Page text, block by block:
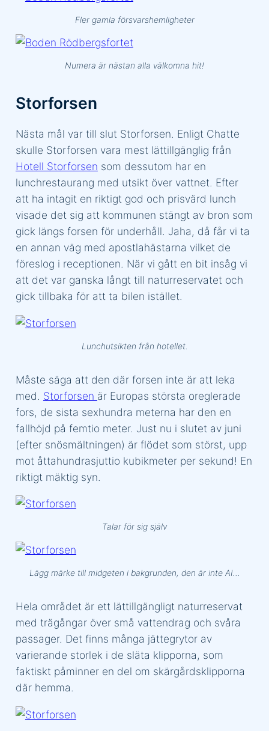
Fler gamla försvarshemligheter
Numera är nästan alla välkomna hit!
Storforsen
Nästa mål var till slut Storforsen. Enligt Chatte
skulle Storforsen vara mest lättillgänglig från
Hotell Storforsen som dessutom har en
lunchrestaurang med utsikt över vattnet. Efter
att ha intagit en riktigt god och prisvärd lunch
visade det sig att kommunen stängt av bron som
gick längs forsen för underhåll. Jaha, då får vi ta
en annan väg med apostlahästarna vilket de
föreslog i receptionen. När vi gått en bit insåg vi
att det var ganska långt till naturreservatet och
gick tillbaka för att ta bilen istället.
Lunchutsikten från hotellet.
Måste säga att den där forsen inte är att leka
med. Storforsen är Europas största oreglerade
fors, de sista sexhundra meterna har den en
fallhöjd på femtio meter. Just nu i slutet av juni
(efter snösmältningen) är flödet som störst, upp
mot åttahundrasjuttio kubikmeter per sekund! En
riktigt mäktig syn.
Talar för sig själv
Lägg märke till midgeten i bakgrunden, den är inte AI…
Hela området är ett lättillgängligt naturreservat
med trägångar över små vattendrag och svåra
passager. Det finns många jättegrytor av
varierande storlek i de släta klipporna, som
faktiskt påminner en del om skärgårdsklipporna
där hemma.